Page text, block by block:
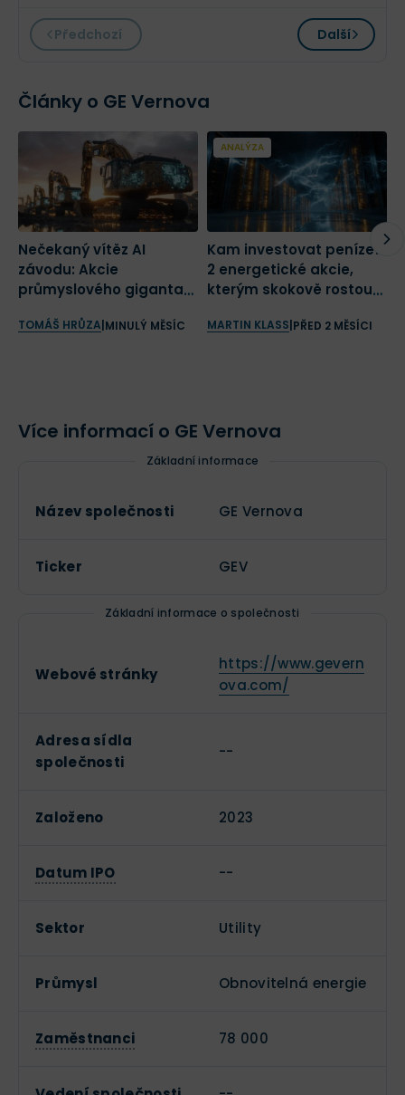
director
$XX XXX
Předchozí Další
Články o GE Vernova
Nečekaný vítěz AI
závodu: Akcie
průmyslového giganta
posledních 30 let
TOMÁŠ HRŮZA MINULÝ MĚSÍC
ANALÝZA
Kam investovat peníze?
2 energetické akcie,
kterým skokově rostou
MARTIN KLASS PŘED 2 MĚSÍCI
Více informací o GE Vernova
Základní informace
Název společnosti GE Vernova
Ticker GEV
Základní informace o společnosti
Webové stránky
https://www.gevern
ova.com/
Adresa sídla
společnosti
--
Založeno 2023
Datum IPO --
Sektor Utility
Průmysl Obnovitelná energie
Zaměstnanci 78 000